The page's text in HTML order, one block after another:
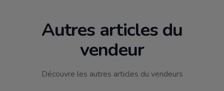
Autres articles du
vendeur
Découvre les autres articles du vendeurs